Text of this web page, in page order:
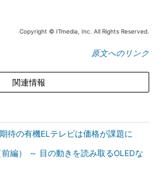
Copyright © ITmedia, Inc. All Rights Reserved.
原文へのリンク
関連情報
待の有機ELテレビは価格が課題に
編） ～ 目の動きを読み取るOLEDな